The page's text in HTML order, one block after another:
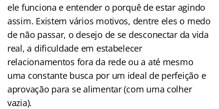
ele funciona e entender o porquê de estar agindo
assim. Existem vários motivos, dentre eles o medo
de não passar, o desejo de se desconectar da vida
real, a dificuldade em estabelecer
relacionamentos fora da rede ou a até mesmo
uma constante busca por um ideal de perfeição e
aprovação para se alimentar (com uma colher
vazia).